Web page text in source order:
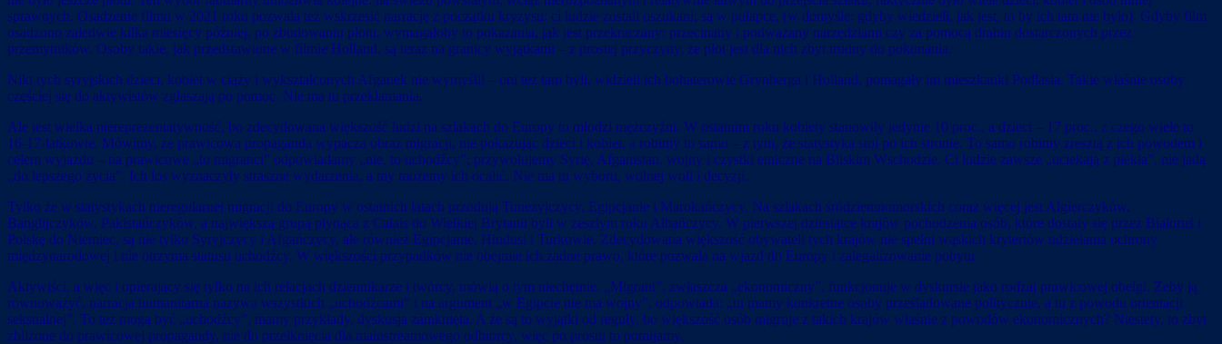
sprawnych. Osadzenie filmu w 2021 roku pozwala też wskrzesić narrację z początku kryzysu: ci ludzie zostali oszukani; są w pułapce, (w domyśle: gdyby wiedzieli, jak jest, to by ich tam nie było). Gdyby film
osadzono zaledwie kilka miesięcy później, po zbudowaniu płotu, wymagałoby to pokazania, jak jest przekraczany: przecinany i podważany narzędziami czy za pomocą drabin dostarczonych przez
przemytników. Osoby takie, jak przedstawione w filmie Holland, są teraz na granicy wyjątkami – z prostej przyczyny, że płot jest dla nich zbyt trudny do pokonania.
Nikt tych syryjskich dzieci, kobiet w ciąży i wykształconych Afganek nie wymyślił – oni też tam byli, widzieli ich bohaterowie Grynberga i Holland, pomagały im mieszkanki Podlasia. Takie właśnie osoby
częściej się do aktywistów zgłaszają po pomoc. Nie ma tu przekłamania.
Ale jest wielka niereprezentatywność, bo zdecydowana większość ludzi na szlakach do Europy to młodzi mężczyźni. W ostatnim roku kobiety stanowiły jedynie 10 proc., a dzieci – 17 proc., z czego wiele to
16-17-latkowie. Mówimy, że prawicowa propaganda wypacza obraz migracji, nie pokazując dzieci i kobiet, a robimy to samo – z tym, że statystyka stoi po ich stronie. To samo robimy zresztą z ich powodem i
celem wyjazdu – na prawicowe „to migranci” odpowiadamy „nie, to uchodźcy”; przywołujemy Syrię, Afganistan, wojny i czystki etniczne na Bliskim Wschodzie. Ci ludzie zawsze „uciekają z piekła”, nie jadą
„do lepszego życia”. Ich los wyznaczyły straszne wydarzenia, a my możemy ich ocalić. Nie ma tu wyboru, wolnej woli i decyzji.
Tylko że w statystykach nieregularnej migracji do Europy w ostatnich latach przodują Tunezyjczycy, Egipcjanie i Marokańczycy. Na szlakach śródziemnomorskich coraz więcej jest Algierczyków,
Banglijczyków, Pakistańczyków, a największą grupą płynąca z Calais do Wielkiej Brytanii byli w zeszłym roku Albańczycy. W pierwszej dziesiątce krajów pochodzenia osób, które dostały się przez Białoruś i
Polskę do Niemiec, są nie tylko Syryjczycy i Afgańczycy, ale również Egipcjanie, Hindusi i Turkowie. Zdecydowana większość obywateli tych krajów nie spełni wąskich kryteriów udzielania ochrony
międzynarodowej i nie otrzyma statusu uchodźcy. W większości przypadków nie obejmie ich żadne prawo, które pozwala na wjazd do Europy i zalegalizowanie pobytu.
Aktywiści, a więc i opierający się tylko na ich relacjach dziennikarze i twórcy, mówią o tym niechętnie. „Migrant”, zwłaszcza „ekonomiczny”, funkcjonuje w dyskursie jako rodzaj prawicowej obelgi. Żeby ją
równoważyć, narracja humanitarna nazywa wszystkich „uchodźcami” i na argument „w Egipcie nie ma wojny”, odpowiada: „tu mamy konkretne osoby prześladowane politycznie, a tu z powodu orientacji
seksualnej”. To też mogą być „uchodźcy”, mamy przykłady, dyskusja zamknięta. A że są to wyjątki od reguły, bo większość osób migruje z takich krajów właśnie z powodów ekonomicznych? Niestety, to zbyt
zbliżone do prawicowej propagandy, nie do przełknięcia dla mainstreamowego odbiorcy, więc po prostu to pomijamy.